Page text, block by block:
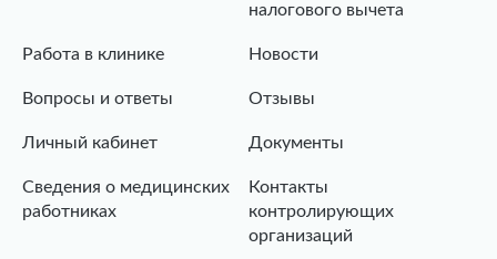
налогового вычета
Работа в клинике Новости
Вопросы и ответы Отзывы
Личный кабинет Документы
Сведения о медицинских
работниках
Контакты
контролирующих
организаций